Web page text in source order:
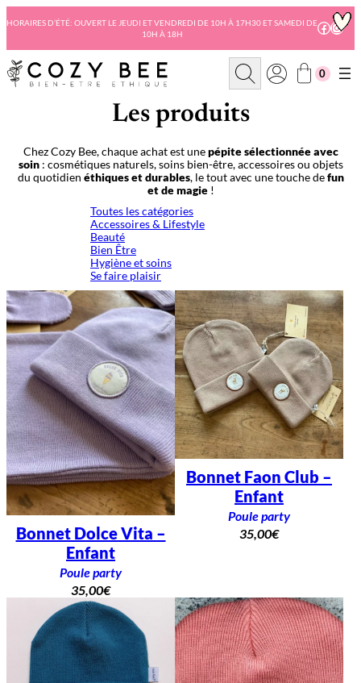
au
HORAIRES D’ÉTÉ: OUVERT LE JEUDI ET VENDREDI DE 10H À 17H30 ET SAMEDI DE
10H À 18H
R
c
h
e
h
e
0
Les produits
Chez Cozy Bee, chaque achat est unepépite sélectionnée avec
soin: cosmétiques naturels, soins bien-être, accessoires ou objets
du quotidien éthiques et durables, le tout avec une touche defun
et de magie!
Toutes les catégories
Accessoires & Lifestyle
Beauté
Bien Être
Hygiène et soins
Se faire plaisir
Bonnet Dolce Vita –
Enfant
Poule party
35,00€
Bonnet Faon Club –
Enfant
Poule party
35,00€